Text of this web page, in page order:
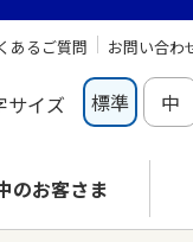
あるご質問 お問い合わ
サイズ 標準 中
のお客さま